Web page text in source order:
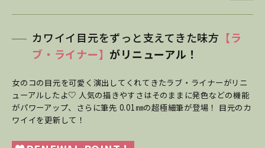
カワイイ目元をずっと支えてきた味方 【ラ
ブ・ライナー】 がリニューアル！
女のコの目元を可愛く演出してくれてきたラブ・ライナーがリニ
ューアルしたよ♡ 人気の描きやすさはそのままに発色などの機能
がパワーアップ、さらに筆先 0.01㎜の超極細筆が登場！ 目元のカ
ワイイを更新して！